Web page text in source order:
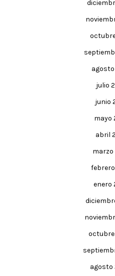
agosto
julio
junio
mayo
abril
marzo
febrero
enero
agosto